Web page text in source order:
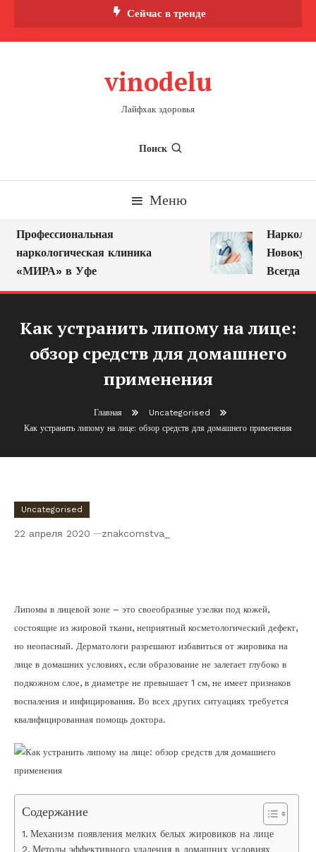
Сейчас в тренде
vinodelu
Лайфхак здоровья
Поиск
Меню
Профессиональная
наркологическая клиника
«МИРА» в Уфе
Всегда
Как устранить липому на лице:
обзор средств для домашнего
применения
Главная
Uncategorised
Как устранить липому на лице: обзор средств для домашнего применения
Uncategorised
22 апреля 2020 znakcomstva_
Липомы в лицевой зоне – это своеобразные узелки под кожей,
состоящие из жировой ткани, неприятный косметологический дефект,
но неопасный. Дерматологи разрешают избавиться от жировика на
лице в домашних условиях, если образование не залегает глубоко в
подкожном слое, в диаметре не превышает 1 см, не имеет признаков
воспаления и инфицирования. Во всех других ситуациях требуется
квалифицированная помощь доктора.
Содержание
Механизм появления мелких белых жировиков на лице
Методы эффективного удаления в домашних условиях